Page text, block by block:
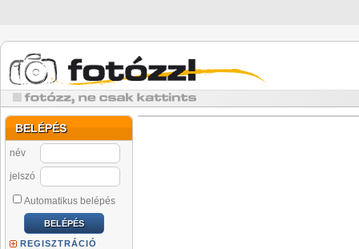
BELÉPÉS
név
jelszó
Automatikus belépés
REGISZTRÁCIÓ